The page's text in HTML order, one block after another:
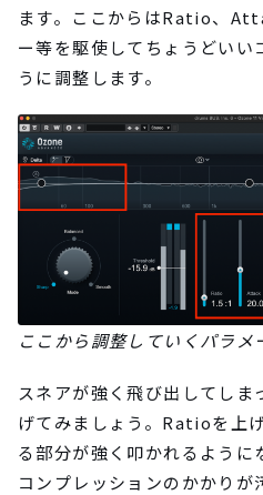
ます。ここからはRatio、
ー等を駆使してちょうどいい
うに調整します。
ここから調整していくパラメ
スネアが強く飛び出してし
げてみましょう。Ratioを上
る部分が強く叩かれるよう
コンプレッションのかかり